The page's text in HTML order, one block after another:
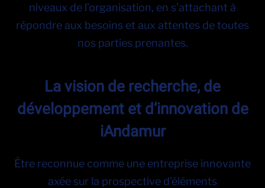
niveaux de l’organisation, en s’attachant à
répondre aux besoins et aux attentes de toutes
nos parties prenantes.
La vision de recherche, de
développement et d’innovation de
iAndamur
Être reconnue comme une entreprise innovante
axée sur la prospective d’éléments